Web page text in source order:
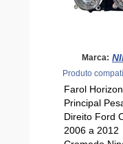
Produto
2006 a 2012
Cromado
2749739
R$ 248,93
ou2x de